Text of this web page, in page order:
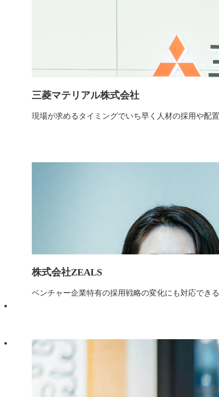
三菱マテリアル株式会社
現場が求めるタイミングでいち早く人材の採用や配
株式会社ZEALS
ベンチャー企業特有の採用戦略の変化にも対応でき